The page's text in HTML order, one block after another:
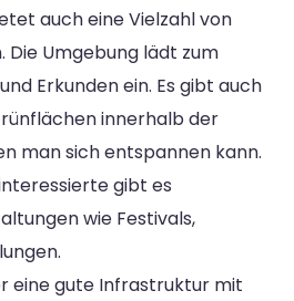
auch eine Vielzahl von
Die Umgebung lädt zum
Erkunden ein. Es gibt auch
innerhalb der
man sich entspannen kann.
gibt es
wie Festivals,
eine gute Infrastruktur mit